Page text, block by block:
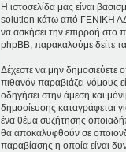
Η ιστοσελίδα μας είναι
solution κάτω από ΓΕΝΙΚΗ
να ασκήσει την επιρροή στο
phpBB, παρακαλούμε δείτε
Δέχεστε να μην δημοσιεύετε
πιθανόν παραβιάζει νόμους
οδηγήσει στην άμεση και
δημοσίευσης καταγράφεται
ένα θέμα συζήτησης
θα αποκαλυφθούν σε
παραβίασης η οποία είναι